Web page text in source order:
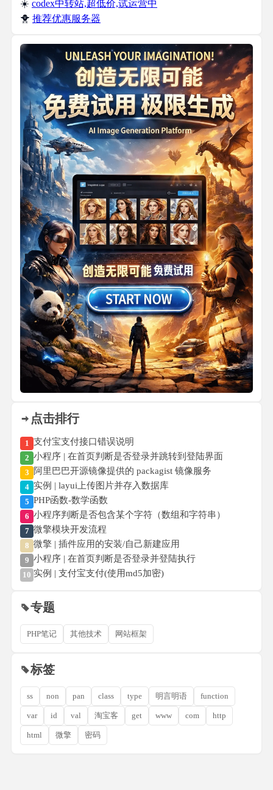
☀️ codex中转站,超低价,试运营中
🐥 推荐优惠服务器
点击排行
1 支付宝支付接口错误说明
2 小程序 | 在首页判断是否登录并跳转到登陆界面
3 阿里巴巴开源镜像提供的 packagist 镜像服务
4 实例 | layui上传图片并存入数据库
5 PHP函数-数学函数
6 小程序判断是否包含某个字符（数组和字符串）
7 微擎模块开发流程
8 微擎 | 插件应用的安装/自己新建应用
9 小程序 | 在首页判断是否登录并登陆执行
10 实例 | 支付宝支付(使用md5加密)
专题
PHP笔记 其他技术 网站框架
标签
ss non pan class type 明言明语 function
var id val 淘宝客 get www com http
html 微擎 密码